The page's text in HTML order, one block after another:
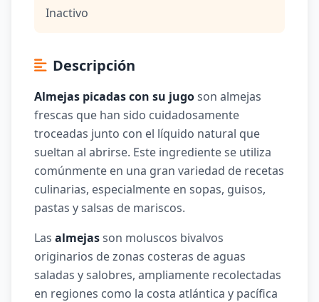
Inactivo
Descripción
Almejas picadas con su jugoson almejas
frescas que han sido cuidadosamente
troceadas junto con el líquido natural que
sueltan al abrirse. Este ingrediente se utiliza
comúnmente en una gran variedad de recetas
culinarias, especialmente en sopas, guisos,
pastas y salsas de mariscos.
Las almejasson moluscos bivalvos
originarios de zonas costeras de aguas
saladas y salobres, ampliamente recolectadas
en regiones como la costa atlántica y pacífica